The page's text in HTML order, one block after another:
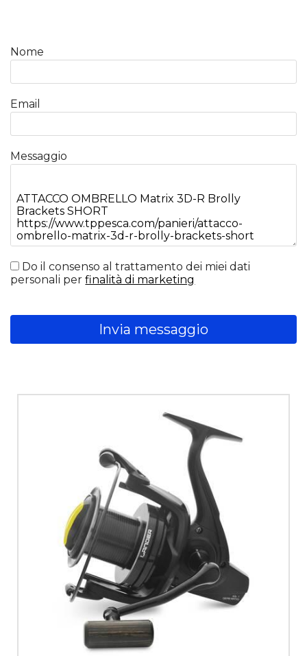
Nome
Email
Messaggio
Do il consenso al trattamento dei miei dati
personali perfinalità di marketing
Invia messaggio